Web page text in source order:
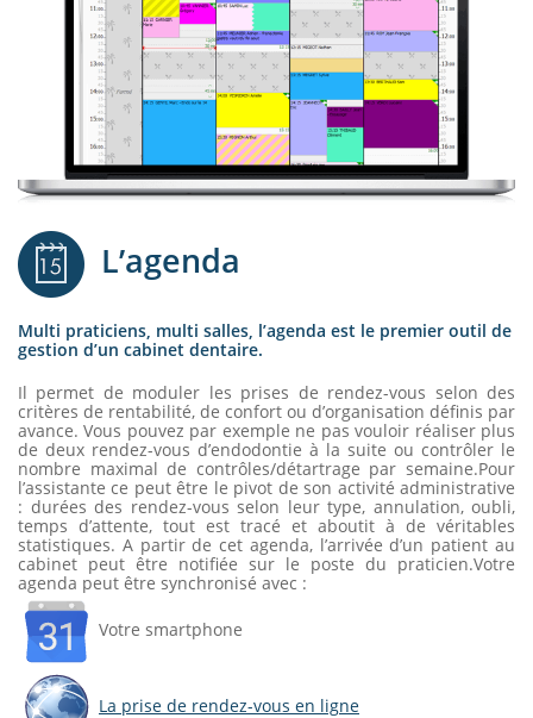
L’agenda
Multi praticiens, multi salles, l’agenda est le premier outil de
gestion d’un cabinet dentaire.
Il permet de moduler les prises de rendez-vous selon des
critères de rentabilité, de confort ou d’organisation définis par
avance. Vous pouvez par exemple ne pas vouloir réaliser plus
de deux rendez-vous d’endodontie à la suite ou contrôler le
nombre maximal de contrôles/détartrage par semaine.Pour
l’assistante ce peut être le pivot de son activité administrative
: durées des rendez-vous selon leur type, annulation, oubli,
temps d’attente, tout est tracé et aboutit à de véritables
statistiques. A partir de cet agenda, l’arrivée d’un patient au
cabinet peut être notifiée sur le poste du praticien.Votre
agenda peut être synchronisé avec :
Votre smartphone
La prise de rendez-vous en ligne